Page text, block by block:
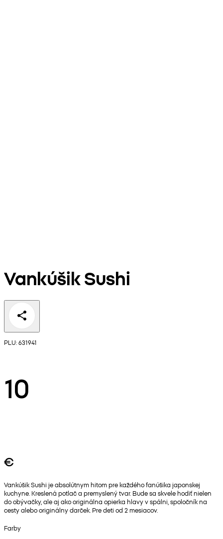
Vankúšik Sushi
PLU: 631941
10
€
Vankúšik Sushi je absolútnym hitom pre každého fanúšika japonskej
kuchyne. Kreslená potlač a premyslený tvar. Bude sa skvele hodiť nielen
do obývačky, ale aj ako originálna opierka hlavy v spálni, spoločník na
cesty alebo originálny darček. Pre deti od 2 mesiacov.
Farby